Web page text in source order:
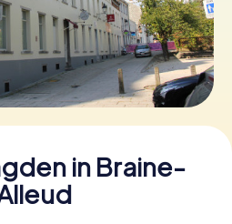
bestellen
in Braine-